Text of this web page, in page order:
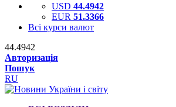
USD 44.4942
EUR 51.3366
Всі курси валют
44.4942
Авторизація
Пошук
RU